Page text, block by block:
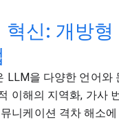
혁신: 개방
LLM을 다양한 언어
이해의 지역화, 가사
니케이션 격차 해소